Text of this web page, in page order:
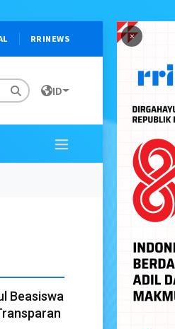
×
RRINEWS
ID
Beasiswa